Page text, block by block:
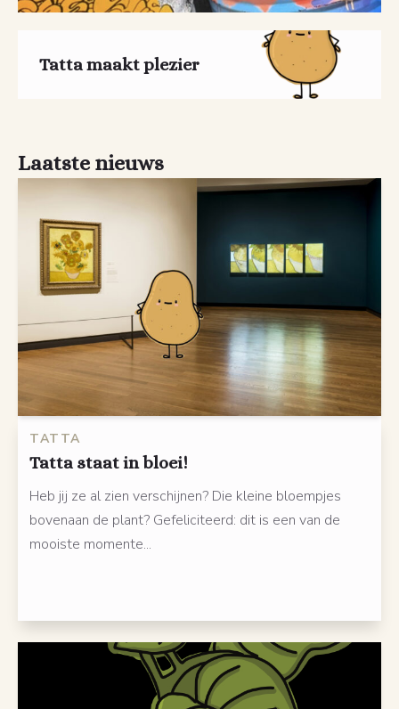
Tatta maakt plezier
Laatste nieuws
TATTA
Tatta staat in bloei!
Heb jij ze al zien verschijnen? Die kleine bloempjes
bovenaan de plant? Gefeliciteerd: dit is een van de
mooiste momente...